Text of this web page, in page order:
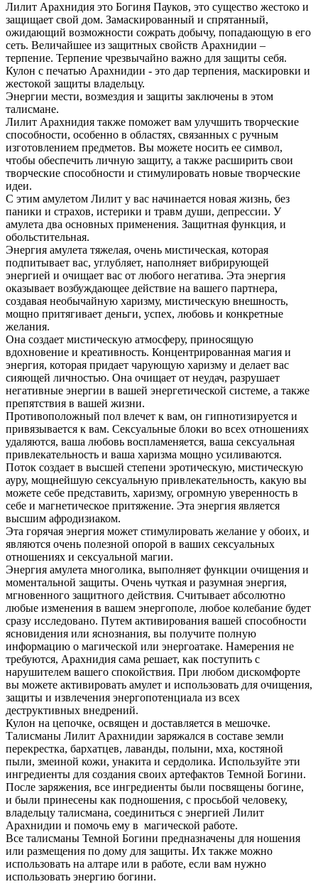
Лилит Арахнидия это Богиня Пауков, это существо жестоко и
защищает свой дом. Замаскированный и спрятанный,
ожидающий возможности сожрать добычу, попадающую в его
сеть. Величайшее из защитных свойств Арахнидии –
терпение. Терпение чрезвычайно важно для защиты себя.
Кулон с печатью Арахнидии - это дар терпения, маскировки и
жестокой защиты владельцу.
Энергии мести, возмездия и защиты заключены в этом
талисмане.
Лилит Арахнидия также поможет вам улучшить творческие
способности, особенно в областях, связанных с ручным
изготовлением предметов. Вы можете носить ее символ,
чтобы обеспечить личную защиту, а также расширить свои
творческие способности и стимулировать новые творческие
идеи.
С этим амулетом Лилит у вас начинается новая жизнь, без
паники и страхов, истерики и травм души, депрессии. У
амулета два основных применения. Защитная функция, и
обольстительная.
Энергия амулета тяжелая, очень мистическая, которая
подпитывает вас, углубляет, наполняет вибрирующей
энергией и очищает вас от любого негатива. Эта энергия
оказывает возбуждающее действие на вашего партнера,
создавая необычайную харизму, мистическую внешность,
мощно притягивает деньги, успех, любовь и конкретные
желания.
Она создает мистическую атмосферу, приносящую
вдохновение и креативность. Концентрированная магия и
энергия, которая придает чарующую харизму и делает вас
сияющей личностью. Она очищает от неудач, разрушает
негативные энергии в вашей энергетической системе, а также
препятствия в вашей жизни.
Противоположный пол влечет к вам, он гипнотизируется и
привязывается к вам. Сексуальные блоки во всех отношениях
удаляются, ваша любовь воспламеняется, ваша сексуальная
привлекательность и ваша харизма мощно усиливаются.
Поток создает в высшей степени эротическую, мистическую
ауру, мощнейшую сексуальную привлекательность, какую вы
можете себе представить, харизму, огромную уверенность в
себе и магнетическое притяжение. Эта энергия является
высшим афродизиаком.
Эта горячая энергия может стимулировать желание у обоих, и
являются очень полезной опорой в ваших сексуальных
отношениях и сексуальной магии.
Энергия амулета многолика, выполняет функции очищения и
моментальной защиты. Очень чуткая и разумная энергия,
мгновенного защитного действия. Считывает абсолютно
любые изменения в вашем энергополе, любое колебание будет
сразу исследовано. Путем активирования вашей способности
ясновидения или яснознания, вы получите полную
информацию о магической или энергоатаке. Намерения не
требуются, Арахнидия сама решает, как поступить с
нарушителем вашего спокойствия. При любом дискомфорте
вы можете активировать амулет и использовать для очищения,
защиты и извлечения энергопотенциала из всех
деструктивных внедрений.
Кулон на цепочке, освящен и доставляется в мешочке.
Талисманы Лилит Арахнидии заряжался в составе земли
перекрестка, бархатцев, лаванды, полыни, мха, костяной
пыли, змеиной кожи, унакита и сердолика. Используйте эти
ингредиенты для создания своих артефактов Темной Богини.
После заряжения, все ингредиенты были посвящены богине,
и были принесены как подношения, с просьбой человеку,
владельцу талисмана, соединиться с энергией Лилит
Арахнидии и помочь ему в магической работе.
Все талисманы Темной Богини предназначены для ношения
или размещения по дому для защиты. Их также можно
использовать на алтаре или в работе, если вам нужно
использовать энергию богини.